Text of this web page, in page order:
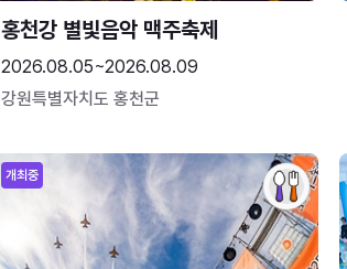
홍천강 별빛음악 맥주축제
2026.08.05~2026.08.09
강원특별자치도 홍천군
개최중